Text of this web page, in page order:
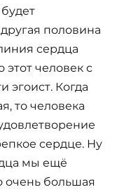
половина
сердца
этот человек с
эгоист. Когда
то человека
сердце. Ну
мы ещё
очень большая